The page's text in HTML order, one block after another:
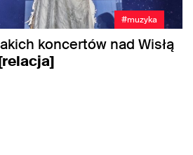
#muzyka
koncertów nad Wisłą